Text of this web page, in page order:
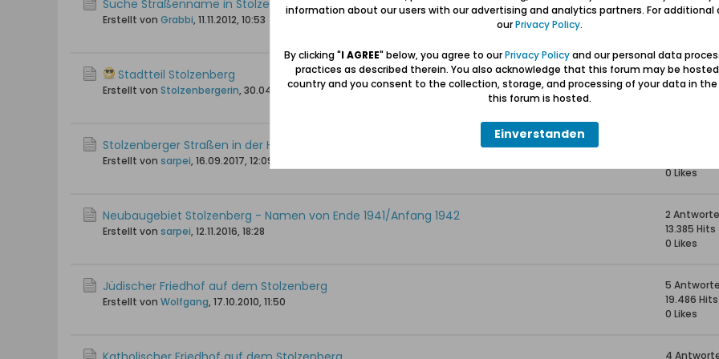
Suche Straßenname in Stolzenberg
Erstellt von Grabbi, 11.11.2012, 10:53
41
53.022 Hits
Stadtteil Stolzenberg
Erstellt von Stolzenbergerin, 30.04.2008, 19:07
53
93.066
Stolzenberger Straßen in der Heimatortskartei Danzig-Westpreussen
Erstellt von sarpei, 16.09.2017, 12:09
0 Likes
Neubaugebiet Stolzenberg - Namen von Ende 1941/Anfang 1942
Erstellt von sarpei, 12.11.2016, 18:28
2
13.385 Hits
0 Likes
Jüdischer Friedhof auf dem Stolzenberg
Erstellt von Wolfgang, 17.10.2010, 11:50
5
19.486 Hits
0 Likes
4
information about our users with our advertising and analytics partners. For additional
ourPrivacy Policy.
By clicking "I AGREE" below, you agree to ourPrivacy Policyand our personal data
practices as described therein. You also acknowledge that this forum may be
country and you consent to the collection, storage, and processing of your data in
this forum is hosted.
Einverstanden